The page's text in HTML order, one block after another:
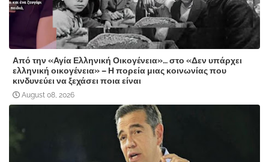
Από την «Αγία Ελληνική Οικογένεια»… στο «Δεν υπάρχει
ελληνική οικογένεια» – Η πορεία μιας κοινωνίας που
κινδυνεύει να ξεχάσει ποια είναι
August 08, 2026